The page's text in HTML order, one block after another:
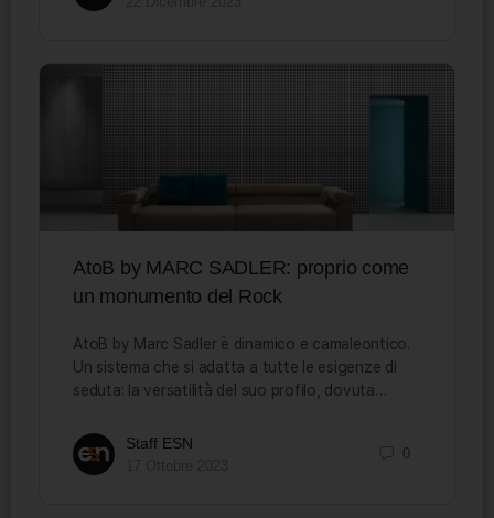
AtoB by MARC SADLER: proprio come
un monumento del Rock
AtoB by Marc Sadler è dinamico e camaleontico.
Un sistema che si adatta a tutte le esigenze di
seduta: la versatilità del suo profilo, dovuta…
Staff ESN
0